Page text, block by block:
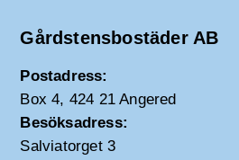
Gårdstensbostäder AB
Postadress:
Box 4, 424 21 Angered
Besöksadress:
Salviatorget 3